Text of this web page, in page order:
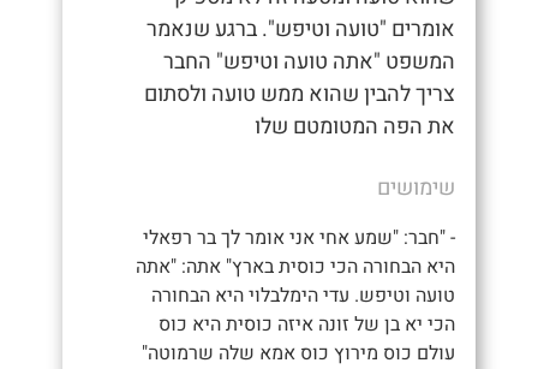
אומרים "טועה וטיפש". ברגע שנאמר
המשפט "אתה טועה וטיפש" החבר
צריך להבין שהוא ממש טועה ולסתום
את הפה המטומטם שלו
שימושים
- "חבר: "שמע אחי אני אומר לך בר רפאלי
היא הבחורה הכי כוסית בארץ" אתה: "אתה
טועה וטיפש. עדי הימלבלוי היא הבחורה
הכי יא בן של זונה איזה כוסית היא כוס
עולם כוס מירוץ כוס אמא שלה שרמוטה"